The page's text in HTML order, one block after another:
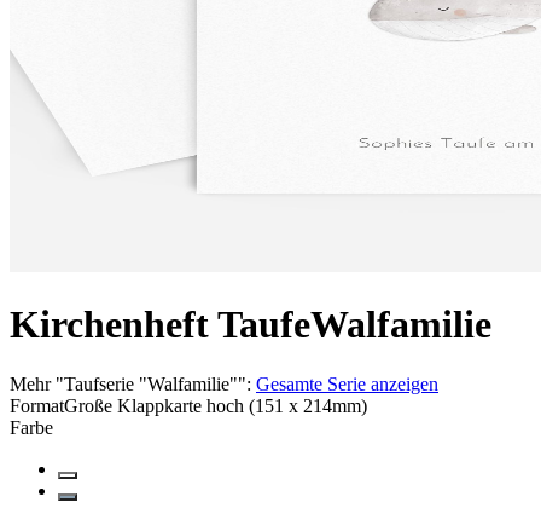
Kirchenheft TaufeWalfamilie
Mehr"Taufserie "Walfamilie"": Gesamte Serie anzeigen
FormatGroße Klappkarte hoch (151 x 214mm)
Farbe